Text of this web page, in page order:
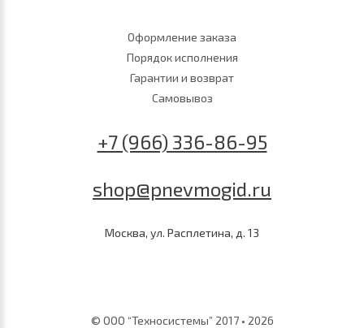
Оформление заказа
Порядок исполнения
Гарантии и возврат
Самовывоз
+7 (966) 336-86-95
shop@pnevmogid.ru
Москва, ул. Расплетина, д. 13
© ООО “Техносистемы” 2017 • 2026